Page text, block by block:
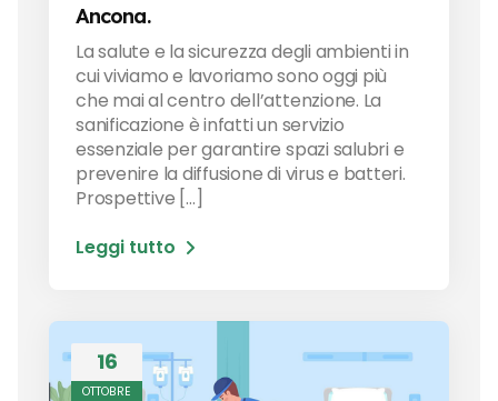
Ancona.
La salute e la sicurezza degli ambienti in
cui viviamo e lavoriamo sono oggi più
che mai al centro dell’attenzione. La
sanificazione è infatti un servizio
essenziale per garantire spazi salubri e
prevenire la diffusione di virus e batteri.
Prospettive […]
Leggi tutto
16
OTTOBRE